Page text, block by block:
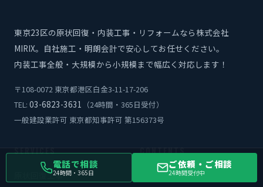
東京23区の原状回復・内装工事・リフォームなら株式会社
MIRIX。自社施工・明朗会計で安心してお任せください。
内装工事全般・大規模から小規模まで幅広く対応します！
〒108-0072 東京都港区白金3-11-17-206
TEL: 03-6823-3631 （24時間・365日受付）
一般建設業許可 東京都知事許可 第156373号
SERVICES
原状回復工事
CONTENTS
提供サービス一覧
電話で相談
24時間・365日
ご依頼・ご相談
24時間受付中